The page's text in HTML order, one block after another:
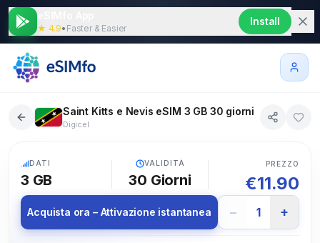
★ 4.9• Faster & Easier
Install
Saint Kitts e Nevis eSIM 3 GB 30 giorni
Digicel
DATI
3 GB
VALIDITÀ
30 Giorni
PREZZO
€11.90
Acquista ora – Attivazione istantanea − 1 +